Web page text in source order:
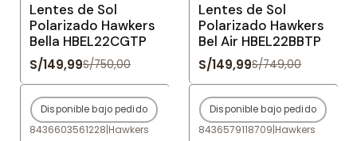
Lentes de Sol
Polarizado Hawkers
Bella HBEL22CGTP
S/149,99S/750,00
Lentes de Sol
Polarizado Hawkers
Bel Air HBEL22BBTP
S/149,99S/749,00
-80%OFF
Agotado
Disponible bajo pedido
8436603561228|Hawkers
-80%OFF
Agotado
Disponible bajo pedido
8436579118709|Hawkers